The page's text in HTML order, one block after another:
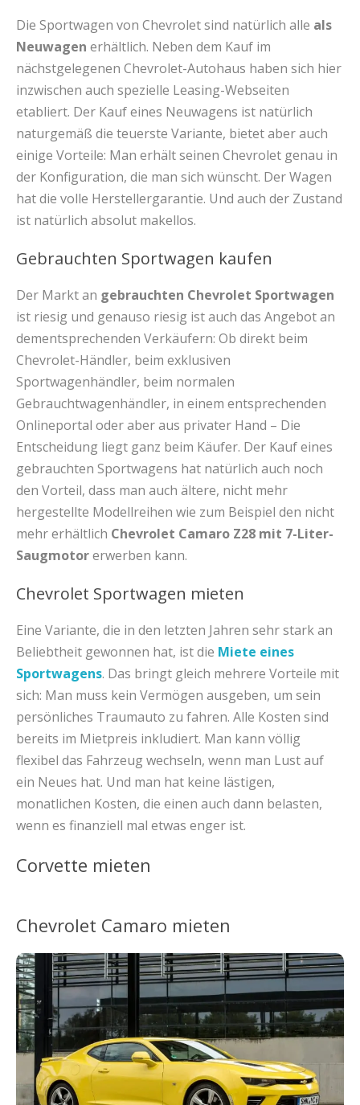
Die Sportwagen von Chevrolet sind natürlich alle als
Neuwagen erhältlich. Neben dem Kauf im
nächstgelegenen Chevrolet-Autohaus haben sich hier
inzwischen auch spezielle Leasing-Webseiten
etabliert. Der Kauf eines Neuwagens ist natürlich
naturgemäß die teuerste Variante, bietet aber auch
einige Vorteile: Man erhält seinen Chevrolet genau in
der Konfiguration, die man sich wünscht. Der Wagen
hat die volle Herstellergarantie. Und auch der Zustand
ist natürlich absolut makellos.
Gebrauchten Sportwagen kaufen
Der Markt an gebrauchten Chevrolet Sportwagen
ist riesig und genauso riesig ist auch das Angebot an
dementsprechenden Verkäufern: Ob direkt beim
Chevrolet-Händler, beim exklusiven
Sportwagenhändler, beim normalen
Gebrauchtwagenhändler, in einem entsprechenden
Onlineportal oder aber aus privater Hand – Die
Entscheidung liegt ganz beim Käufer. Der Kauf eines
gebrauchten Sportwagens hat natürlich auch noch
den Vorteil, dass man auch ältere, nicht mehr
hergestellte Modellreihen wie zum Beispiel den nicht
mehr erhältlich Chevrolet Camaro Z28 mit 7-Liter-
Saugmotorerwerben kann.
Chevrolet Sportwagen mieten
Eine Variante, die in den letzten Jahren sehr stark an
Beliebtheit gewonnen hat, ist die Miete eines
Sportwagens. Das bringt gleich mehrere Vorteile mit
sich: Man muss kein Vermögen ausgeben, um sein
persönliches Traumauto zu fahren. Alle Kosten sind
bereits im Mietpreis inkludiert. Man kann völlig
flexibel das Fahrzeug wechseln, wenn man Lust auf
ein Neues hat. Und man hat keine lästigen,
monatlichen Kosten, die einen auch dann belasten,
wenn es finanziell mal etwas enger ist.
Corvette mieten
Chevrolet Camaro mieten